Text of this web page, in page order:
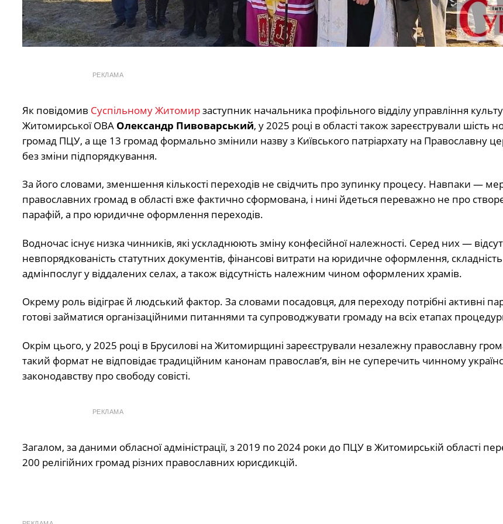
РЕКЛАМА
Як повідомив Суспільному Житомирзаступник начальника профільного відділу управління
Житомирської ОВА Олександр Пивоварський, у 2025 році в області також зареєстрували шість
громад ПЦУ, а ще 13 громад формально змінили назву з Київського патріархату на Православну
без зміни підпорядкування.
За його словами, зменшення кількості переходів не свідчить про зупинку процесу. Навпаки —
православних громад в області вже фактично сформована, і нині йдеться переважно не про
парафій, а про юридичне оформлення переходів.
Водночас існує низка чинників, які ускладнюють зміну конфесійної належності. Серед них —
невпорядкованість статутних документів, фінансові витрати на юридичне оформлення,
адмінпослуг у віддалених селах, а також відсутність належним чином оформлених храмів.
Окрему роль відіграє й людський фактор. За словами посадовця, для переходу потрібні активні
готові займатися організаційними питаннями та супроводжувати громаду на всіх етапах
Окрім цього, у 2025 році в Брусилові на Житомирщині зареєстрували незалежну православну
такий формат не відповідає традиційним канонам православ’я, він не суперечить чинному
законодавству про свободу совісті.
РЕКЛАМА
Загалом, за даними обласної адміністрації, з 2019 по 2024 роки до ПЦУ в Житомирській області
200 релігійних громад різних православних юрисдикцій.